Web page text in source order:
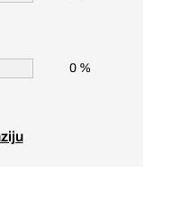
0 %